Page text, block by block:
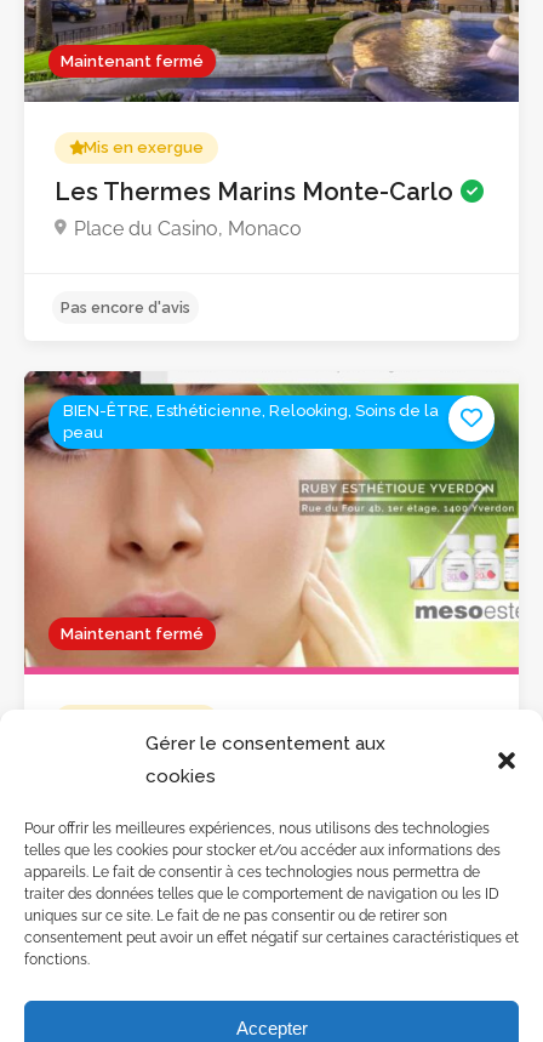
Gérer le consentement aux
cookies
Pour offrir les meilleures expériences, nous utilisons des technologies
telles que les cookies pour stocker et/ou accéder aux informations des
appareils. Le fait de consentir à ces technologies nous permettra de
traiter des données telles que le comportement de navigation ou les ID
uniques sur ce site. Le fait de ne pas consentir ou de retirer son
consentement peut avoir un effet négatif sur certaines caractéristiques et
fonctions.
Accepter
Maintenant fermé
Mis en exergue
Les Thermes Marins Monte-Carlo
Place du Casino, Monaco
Pas encore d'avis
Maintenant fermé
BIEN-ÊTRE, Esthéticienne, Relooking, Soins de la
peau
Ruby esthétique à Yverdon
VLdesign: : Agence web